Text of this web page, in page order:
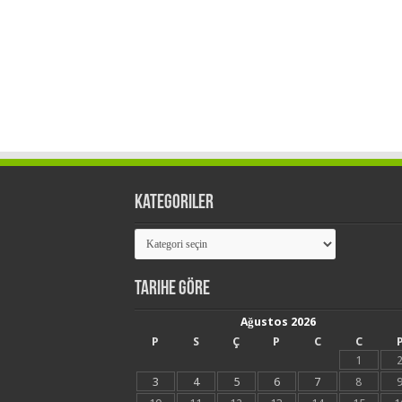
Kategoriler
Kategoriler
Tarihe Göre
Ağustos 2026
P
S Ç P C C
P
1
2
3
4 5 6 7 8
9